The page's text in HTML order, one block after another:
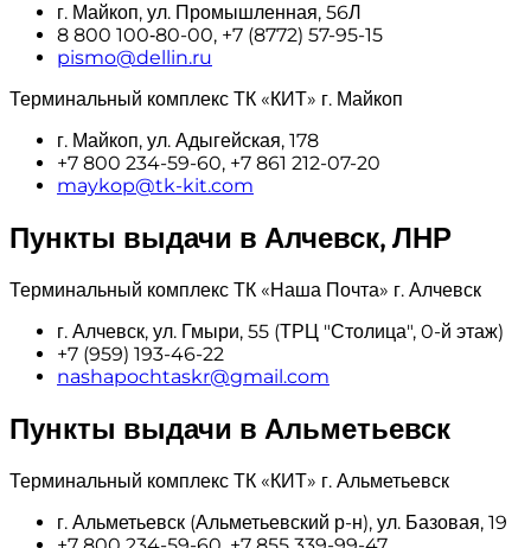
г. Майкоп, ул. Промышленная, 56Л
8 800 100‑80-00, +7 (8772) 57-95-15
pismo@dellin.ru
Терминальный комплекс ТК «КИТ» г. Майкоп
г. Майкоп, ул. Адыгейская, 178
+7 800 234-59-60, +7 861 212-07-20
maykop@tk-kit.com
Пункты выдачи в Алчевск, ЛНР
Терминальный комплекс ТК «Наша Почта» г. Алчевск
г. Алчевск, ул. Гмыри, 55 (ТРЦ "Столица", 0-й этаж)
+7 (959) 193-46-22
nashapochtaskr@gmail.com
Пункты выдачи в Альметьевск
Терминальный комплекс ТК «КИТ» г. Альметьевск
г. Альметьевск (Альметьевский р-н), ул. Базовая, 19